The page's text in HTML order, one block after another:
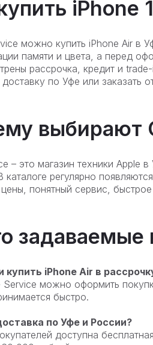
iPhone
можно купить iPhone Air в
памяти и цвета, а перед
рассрочка, кредит и
по Уфе или заказать
выбирают
– это магазин техники Apple
каталоге регулярно
понятный сервис,
задаваемые
iPhone Air в
можно оформить
быстро.
по Уфе и России?
доступна